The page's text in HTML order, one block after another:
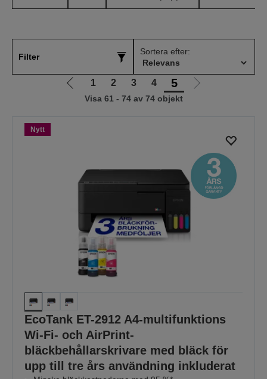
Filter
Sortera efter:
Gå
1 2 3 4 5
Gå
Visa 61 - 74 av 74 objekt
Nytt
EcoTank ET-2912 A4-multifunktions
Wi‑Fi- och AirPrint-
bläckbehållarskrivare med bläck för
upp till tre års användning inkluderat